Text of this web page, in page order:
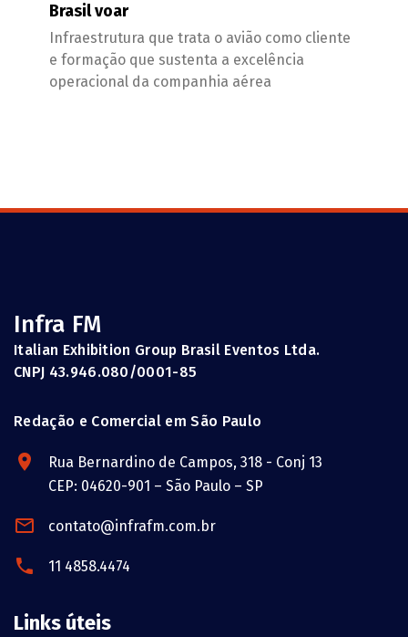
Brasil voar
Infraestrutura que trata o avião como cliente
e formação que sustenta a excelência
operacional da companhia aérea
Infra FM
Italian Exhibition Group Brasil Eventos Ltda.
CNPJ 43.946.080/0001-85
Redação e Comercial em São Paulo
Rua Bernardino de Campos, 318 - Conj 13
CEP: 04620-901 – São Paulo – SP
contato@infrafm.com.br
11 4858.4474
Links úteis